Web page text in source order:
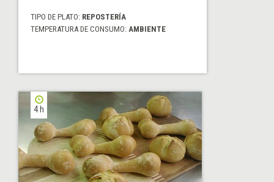
TIPO DE PLATO: REPOSTERÍA
TEMPERATURA DE CONSUMO: AMBIENTE
4 h